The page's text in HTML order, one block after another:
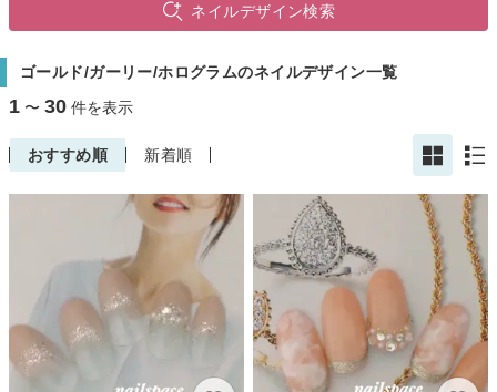
ネイルデザイン検索
ゴールド/ガーリー/ホログラムのネイルデザイン一覧
1 〜 30 件を表示
おすすめ順 新着順